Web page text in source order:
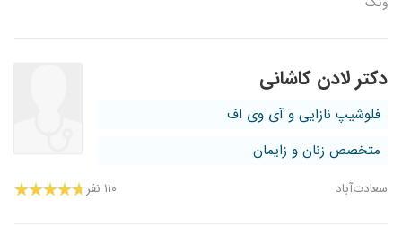
دکتر لادن کاشانی
فلوشیپ نازایی و آی وی اف
متخصص زنان و زایمان
سعادت‌آباد ۱۱۰ نفر